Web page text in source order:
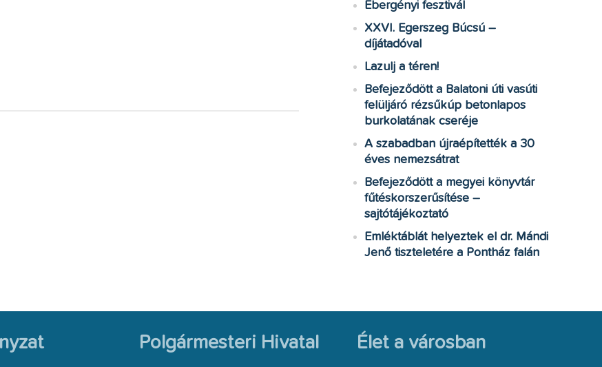
Ebergényi fesztivál
XXVI. Egerszeg Búcsú –
díjátadóval
Lazulj a téren!
Befejeződött a Balatoni úti vasúti
felüljáró rézsűkúp betonlapos
burkolatának cseréje
A szabadban újraépítették a 30
éves nemezsátrat
Befejeződött a megyei könyvtár
fűtéskorszerűsítése –
sajtótájékoztató
Emléktáblát helyeztek el dr. Mándi
Jenő tiszteletére a Pontház falán
Polgármesteri Hivatal Élet a városban